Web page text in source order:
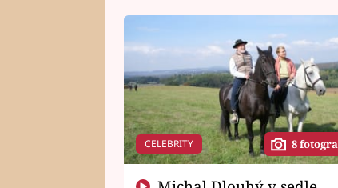
CELEBRITY 8